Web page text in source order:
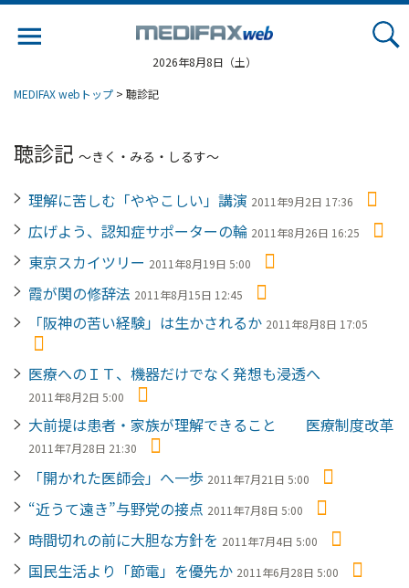
2026年8月8日（土）
MEDIFAX webトップ > 聴診記
聴診記 〜きく・みる・しるす〜
理解に苦しむ「ややこしい」講演 2011年9月2日 17:36
広げよう、認知症サポーターの輪 2011年8月26日 16:25
東京スカイツリー 2011年8月19日 5:00
霞が関の修辞法 2011年8月15日 12:45
「阪神の苦い経験」は生かされるか 2011年8月8日 17:05
医療へのＩＴ、機器だけでなく発想も浸透へ
2011年8月2日 5:00
大前提は患者・家族が理解できること 医療制度改革
2011年7月28日 21:30
「開かれた医師会」へ一歩 2011年7月21日 5:00
“近うて遠き”与野党の接点 2011年7月8日 5:00
時間切れの前に大胆な方針を 2011年7月4日 5:00
国民生活より「節電」を優先か 2011年6月28日 5:00